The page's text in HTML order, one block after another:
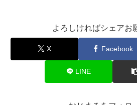
よろしければシェアお
X Facebook
LINE